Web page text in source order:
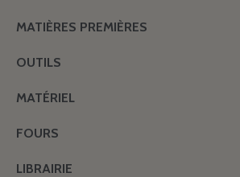
MATIÈRES PREMIÈRES
OUTILS
MATÉRIEL
FOURS
LIBRAIRIE